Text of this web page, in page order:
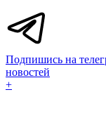
Подпишись на
новостей
+